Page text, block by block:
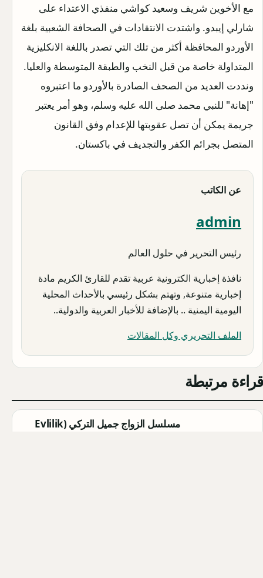
مع الأخوين شريف وسعيد كواشي منفذي الاعتداء على
شارلي إيبدو. واشتدت الانتقادات في الصحافة الشعبية بلغة
الأوردو المحافظة أكثر من تلك التي تصدر باللغة الانكليزية
المتداولة خاصة من قبل النخب والطبقة المتوسطة والعليا.
ونددت العديد من الصحف الصادرة بالأوردو ما اعتبروه
"إهانة" للنبي محمد صلى الله عليه وسلم، وهو أمر يعتبر
جريمة يمكن أن تصل عقوبتها للإعدام وفق القانون
المتصل بجرائم الكفر والتجديف في باكستان.
عن الكاتب
admin
رئيس التحرير في حلول العالم
نافذة إخبارية الكترونية عربية تقدم للقارئ الكريم مادة
إخبارية متنوعة, وتهتم بشكل رئيسي بالأحداث المحلية
اليومية اليمنية .. بالإضافة للأخبار العربية والدولية..
الملف التحريري وكل المقالات
قراءة مرتبطة
مسلسل الزواج جميل التركي (Evlilik